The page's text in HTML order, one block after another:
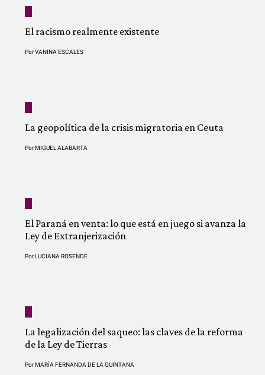
El racismo realmente existente
PorVANINA ESCALES
La geopolítica de la crisis migratoria en Ceuta
PorMIGUEL ALABARTA
El Paraná en venta: lo que está en juego si avanza la
Ley de Extranjerización
PorLUCIANA ROSENDE
La legalización del saqueo: las claves de la reforma
de la Ley de Tierras
PorMARÍA FERNANDA DE LA QUINTANA